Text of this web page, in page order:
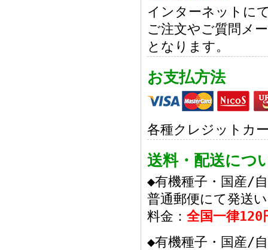
インターネットに
ご注文やご質問メ
となります。
お支払方法
各種クレジットカ
送料・配送につ
◆有機種子・国産/
普通郵便にて発送
料金： 全国一律120
◆有機種子・国産/